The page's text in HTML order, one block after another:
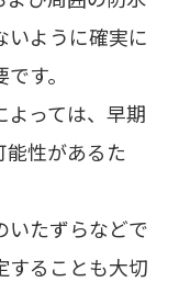
いように確実に
す。
よっては、早期
性があるた
いたずらなどで
することも大切